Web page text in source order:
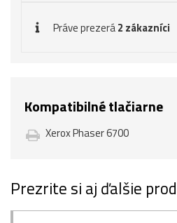
Práve prezerá2 zákazníci
Kompatibilné tlačiarne
Xerox Phaser 6700
Prezrite si aj ďalšie